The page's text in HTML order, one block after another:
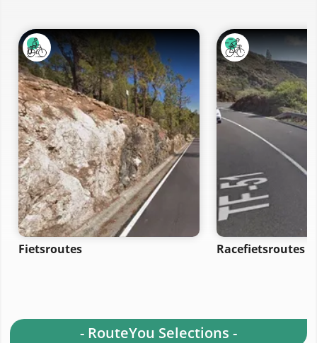
Fietsroutes Racefietsroutes
- RouteYou Selections -